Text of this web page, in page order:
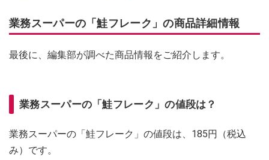
業務スーパーの「鮭フレーク」の商品詳細情報
最後に、編集部が調べた商品情報をご紹介します。
業務スーパーの「鮭フレーク」の値段は？
業務スーパーの「鮭フレーク」の値段は、185円（税込
み）です。